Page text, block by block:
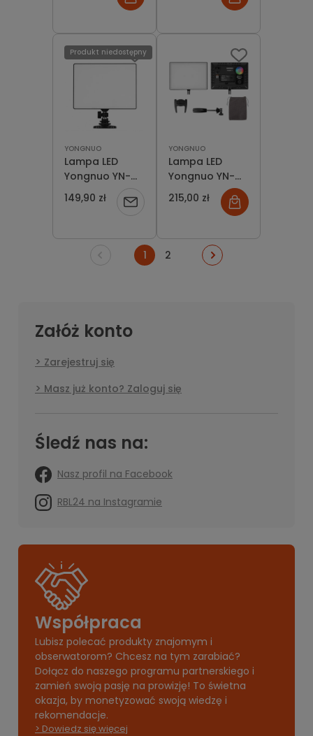
YONGNUO
Lampa LED
Yongnuo YN-
300 AIR
(3200K-5500K)
149,90 zł
Produkt niedostępny
Powiadom
dostępności
YONGNUO
Lampa LED
Yongnuo YN-
300 Air II - RGB,
WB (3200 K -
215,00 zł
1 2
Załóż konto
Zarejestruj się
Masz już konto? Zaloguj się
Śledź nas na:
Nasz profil na Facebook
RBL24 na Instagramie
Współpraca
Lubisz polecać produkty znajomym i
obserwatorom? Chcesz na tym zarabiać?
Dołącz do naszego programu partnerskiego i
zamień swoją pasję na prowizję! To świetna
okazja, by monetyzować swoją wiedzę i
rekomendacje.
> Dowiedz się więcej